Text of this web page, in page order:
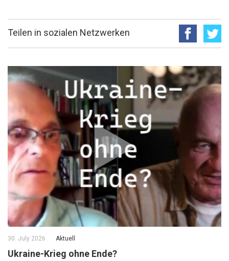
Teilen in sozialen Netzwerken
30. July 2026 Aktuell
Ukraine-Krieg ohne Ende?